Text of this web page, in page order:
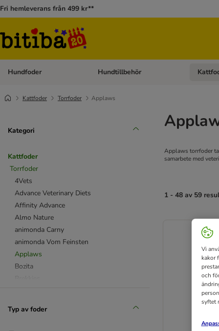
Fri hemleverans från 499 kr**
Hundfoder Open category menu: Hundfoder
Hundtillbehör Open
Kattfoder Torrfoder Applaws
Kategori
Kattfoder
Torrfoder
4Vets
Advance Veterinary Diets
Affinity Advance
Almo Nature
animonda Carny
animonda Vom Feinsten
Applaws
Bozita
Concept for Life
Typ av foder
Applaws torrfoder
samarbete med
1 - 48 av 59
Vi
kakor
och
syftet